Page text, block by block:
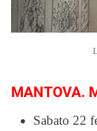
MANTOVA.
Sabato 22